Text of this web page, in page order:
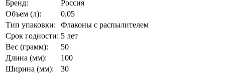
Бренд:
Россия
Объем (л):
0,05
Тип упаковки:
Флаконы с распылителем
Срок годности: 5 лет
Вес (грамм):
50
Длина (мм):
100
Ширина (мм):
30